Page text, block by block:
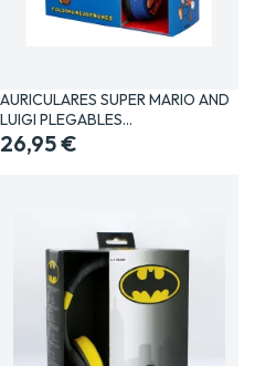
AURICULARES SUPER MARIO AND
LUIGI PLEGABLES…
26,95 €